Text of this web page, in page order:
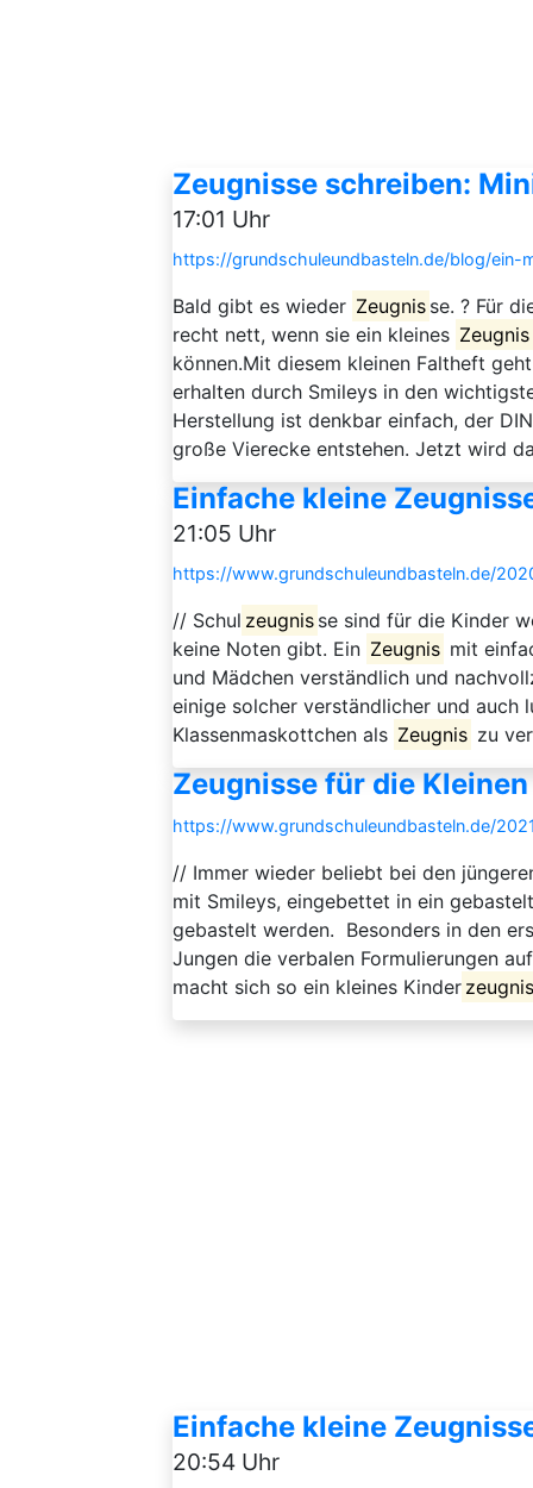
Zeugnisse schreiben:
17:01 Uhr
https://grundschuleundbasteln.de/blog/ein-
Bald gibt es wieder Zeugnis se. ? Für
recht nett, wenn sie ein kleines Zeugnis
können.Mit diesem kleinen Faltheft
erhalten durch Smileys in den
Herstellung ist denkbar einfach, der
große Vierecke entstehen. Jetzt wird
Einfache kleine
21:05 Uhr
https://www.grundschuleundbasteln.de/
// Schul zeugnis se sind für die Kinder
keine Noten gibt. Ein Zeugnis mit
und Mädchen verständlich und
einige solcher verständlicher und auch
Klassenmaskottchen als Zeugnis zu
Zeugnisse für die Kleinen
https://www.grundschuleundbasteln.de/
// Immer wieder beliebt bei den
mit Smileys, eingebettet in ein
gebastelt werden. Besonders in den
Jungen die verbalen Formulierungen
macht sich so ein kleines Kinder
Einfache kleine
20:54 Uhr